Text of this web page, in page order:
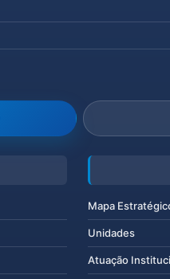
Mapa
Unidades
Atuação